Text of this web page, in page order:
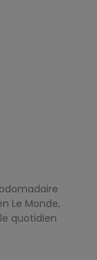
Le Monde,
quotidien